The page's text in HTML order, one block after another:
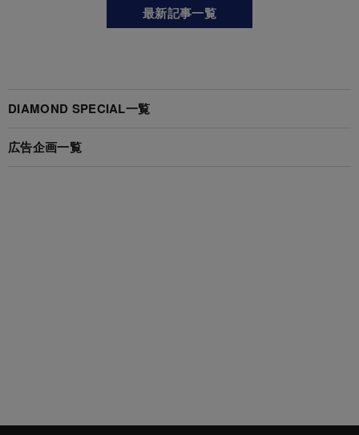
最新記事一覧
DIAMOND SPECIAL一覧
広告企画一覧